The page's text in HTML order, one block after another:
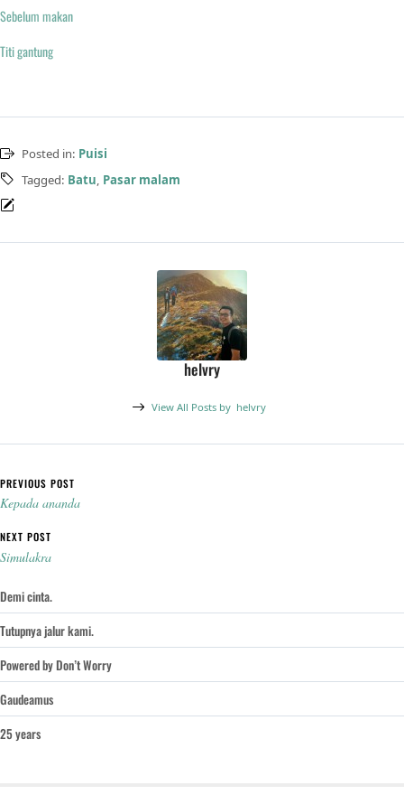
Sebelum makan
Titi gantung
Posted in: Puisi
Tagged: Batu Pasar malam
helvry
View All Posts by helvry
Post navigation
PREVIOUS POST
Kepada ananda
NEXT POST
Simulakra
Demi cinta.
Tutupnya jalur kami.
Powered by Don’t Worry
Gaudeamus
25 years